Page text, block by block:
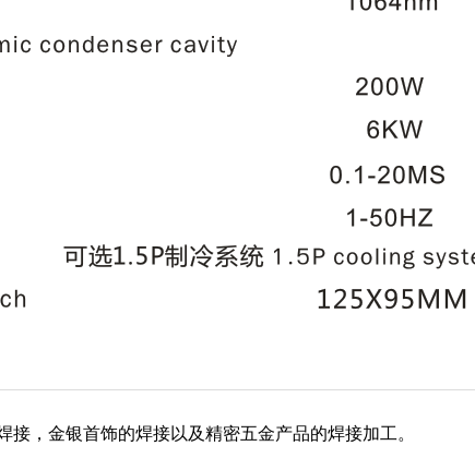
，金银首饰的焊接以及精密五金产品的焊接加工。